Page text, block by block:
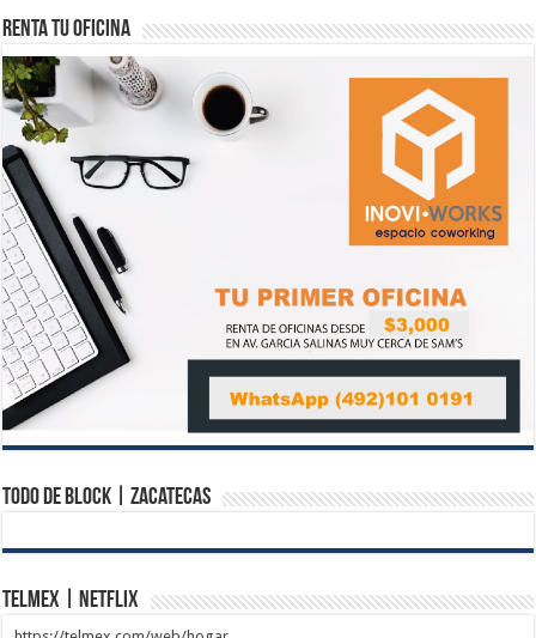
Renta tu Oficina
Todo de Block | Zacatecas
Telmex | Netflix